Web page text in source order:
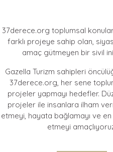
engeniş protokolkontratı
37derece.org toplumsal
farklı projeye sahip olan,
amaç gütmeyen bir sivil
Gazella Turizm sahipleri
37derece.org, her sene
projeler yapmayı hedefler.
projeler ile insanlara ilham
etmeyi, hayata bağlamayı ve
etmeyi